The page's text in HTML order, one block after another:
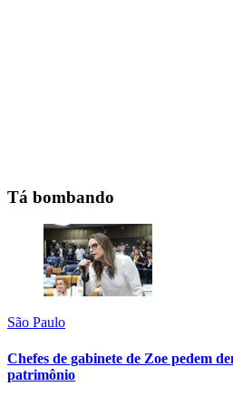
Tá bombando
São Paulo
Chefes de gabinete de Zoe pedem
patrimônio